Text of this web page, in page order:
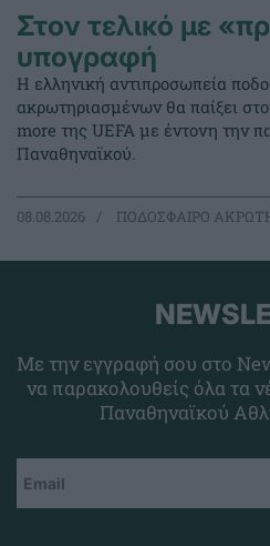
Στον τελικό με
υπογραφή
Η ελληνική αντιπροσωπεία
ακρωτηριασμένων θα παίξει
more της UEFA με έντονη την
Παναθηναϊκού.
08.08.2026 ΠΟΔΟΣΦΑΙΡΟ
Με την εγγραφή σου στο
να παρακολουθείς όλα τα
Παναθηναϊκού